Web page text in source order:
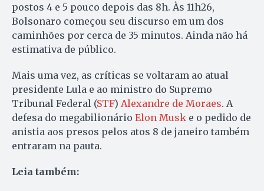
postos 4 e 5 pouco depois das 8h. Às 11h26,
Bolsonaro começou seu discurso em um dos
caminhões por cerca de 35 minutos. Ainda não há
estimativa de público.
Mais uma vez, as críticas se voltaram ao atual
presidente Lula e ao ministro do Supremo
Tribunal Federal (STF) Alexandre de Moraes. A
defesa do megabilionário Elon Musk e o pedido de
anistia aos presos pelos atos 8 de janeiro também
entraram na pauta.
Leia também: